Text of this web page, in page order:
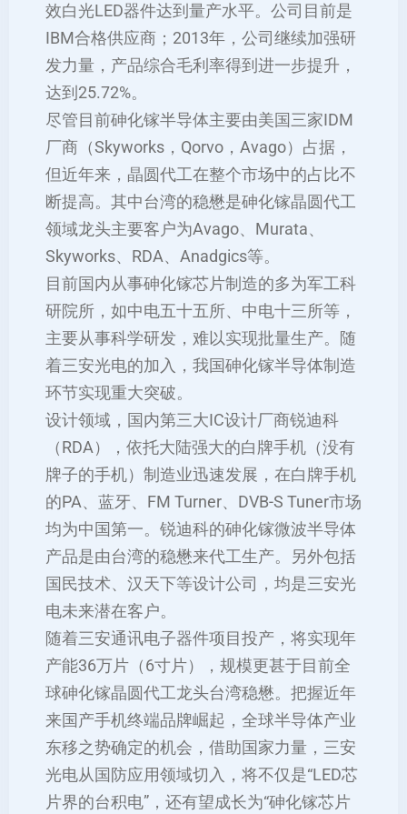
效白光LED器件达到量产水平。公司目前是
IBM合格供应商；2013年，公司继续加强研
发力量，产品综合毛利率得到进一步提升，
达到25.72%。
尽管目前砷化镓半导体主要由美国三家IDM
厂商（Skyworks，Qorvo，Avago）占据，
但近年来，晶圆代工在整个市场中的占比不
断提高。其中台湾的稳懋是砷化镓晶圆代工
领域龙头主要客户为Avago、Murata、
Skyworks、RDA、Anadgics等。
目前国内从事砷化镓芯片制造的多为军工科
研院所，如中电五十五所、中电十三所等，
主要从事科学研发，难以实现批量生产。随
着三安光电的加入，我国砷化镓半导体制造
环节实现重大突破。
设计领域，国内第三大IC设计厂商锐迪科
（RDA），依托大陆强大的白牌手机（没有
牌子的手机）制造业迅速发展，在白牌手机
的PA、蓝牙、FM Turner、DVB-S Tuner市场
均为中国第一。锐迪科的砷化镓微波半导体
产品是由台湾的稳懋来代工生产。另外包括
国民技术、汉天下等设计公司，均是三安光
电未来潜在客户。
随着三安通讯电子器件项目投产，将实现年
产能36万片（6寸片），规模更甚于目前全
球砷化镓晶圆代工龙头台湾稳懋。把握近年
来国产手机终端品牌崛起，全球半导体产业
东移之势确定的机会，借助国家力量，三安
光电从国防应用领域切入，将不仅是“LED芯
片界的台积电”，还有望成长为“砷化镓芯片